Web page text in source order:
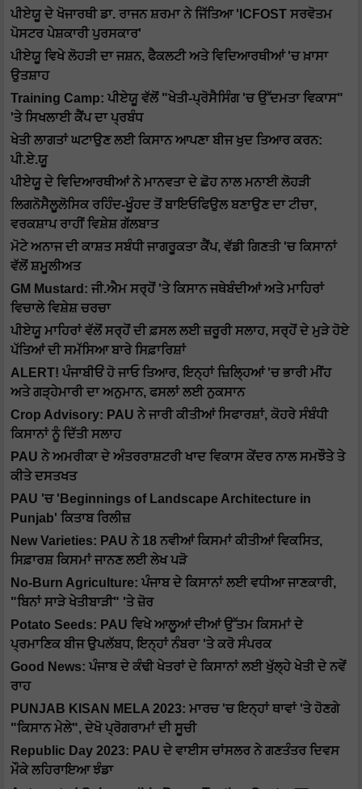
ਪੀਏਯੂ ਦੇ ਖੋਜਾਰਥੀ ਡਾ. ਰਾਜਨ ਸ਼ਰਮਾ ਨੇ ਜਿੱਤਿਆ 'ICFOST ਸਰਵੋਤਮ
ਪੋਸਟਰ ਪੇਸ਼ਕਾਰੀ ਪੁਰਸਕਾਰ'
ਪੀਏਯੂ ਵਿਖੇ ਲੋਹੜੀ ਦਾ ਜਸ਼ਨ, ਫੈਕਲਟੀ ਅਤੇ ਵਿਦਿਆਰਥੀਆਂ 'ਚ ਖ਼ਾਸਾ
ਉਤਸ਼ਾਹ
Training Camp: ਪੀਏਯੂ ਵੱਲੋਂ "ਖੇਤੀ-ਪ੍ਰੋਸੈਸਿੰਗ 'ਚ ਉੱਦਮਤਾ ਵਿਕਾਸ"
'ਤੇ ਸਿਖਲਾਈ ਕੈਂਪ ਦਾ ਪ੍ਰਬੰਧ
ਖੇਤੀ ਲਾਗਤਾਂ ਘਟਾਉਣ ਲਈ ਕਿਸਾਨ ਆਪਣਾ ਬੀਜ ਖੁਦ ਤਿਆਰ ਕਰਨ:
ਪੀ.ਏ.ਯੂ
ਪੀਏਯੂ ਦੇ ਵਿਦਿਆਰਥੀਆਂ ਨੇ ਮਾਨਵਤਾ ਦੇ ਛੋਹ ਨਾਲ ਮਨਾਈ ਲੋਹੜੀ
ਲਿਗਨੋਸੈਲੂਲੋਸਿਕ ਰਹਿੰਦ-ਖੂੰਹਦ ਤੋਂ ਬਾਇਓਫਿਉਲ ਬਣਾਉਣ ਦਾ ਟੀਚਾ,
ਵਰਕਸ਼ਾਪ ਰਾਹੀਂ ਵਿਸ਼ੇਸ਼ ਗੱਲਬਾਤ
ਮੋਟੇ ਅਨਾਜ ਦੀ ਕਾਸ਼ਤ ਸਬੰਧੀ ਜਾਗਰੂਕਤਾ ਕੈਂਪ, ਵੱਡੀ ਗਿਣਤੀ 'ਚ ਕਿਸਾਨਾਂ
ਵੱਲੋਂ ਸ਼ਮੂਲੀਅਤ
GM Mustard: ਜੀ.ਐਮ ਸਰ੍ਹੋਂ 'ਤੇ ਕਿਸਾਨ ਜਥੇਬੰਦੀਆਂ ਅਤੇ ਮਾਹਿਰਾਂ
ਵਿਚਾਲੇ ਵਿਸ਼ੇਸ਼ ਚਰਚਾ
ਪੀਏਯੂ ਮਾਹਿਰਾਂ ਵੱਲੋਂ ਸਰ੍ਹੋਂ ਦੀ ਫ਼ਸਲ ਲਈ ਜ਼ਰੂਰੀ ਸਲਾਹ, ਸਰ੍ਹੋਂ ਦੇ ਮੁੜੇ ਹੋਏ
ਪੱਤਿਆਂ ਦੀ ਸਮੱਸਿਆ ਬਾਰੇ ਸਿਫ਼ਾਰਿਸ਼ਾਂ
ALERT! ਪੰਜਾਬੀਓਂ ਹੋ ਜਾਓ ਤਿਆਰ, ਇਨ੍ਹਾਂ ਜ਼ਿਲ੍ਹਿਆਂ 'ਚ ਭਾਰੀ ਮੀਂਹ
ਅਤੇ ਗੜ੍ਹੇਮਾਰੀ ਦਾ ਅਨੁਮਾਨ, ਫਸਲਾਂ ਲਈ ਨੁਕਸਾਨ
Crop Advisory: PAU ਨੇ ਜਾਰੀ ਕੀਤੀਆਂ ਸਿਫਾਰਸ਼ਾਂ, ਕੋਹਰੇ ਸੰਬੰਧੀ
ਕਿਸਾਨਾਂ ਨੂੰ ਦਿੱਤੀ ਸਲਾਹ
PAU ਨੇ ਅਮਰੀਕਾ ਦੇ ਅੰਤਰਰਾਸ਼ਟਰੀ ਖਾਦ ਵਿਕਾਸ ਕੇਂਦਰ ਨਾਲ ਸਮਝੌਤੇ ਤੇ
ਕੀਤੇ ਦਸਤਖਤ
PAU 'ਚ 'Beginnings of Landscape Architecture in
Punjab' ਕਿਤਾਬ ਰਿਲੀਜ਼
New Varieties: PAU ਨੇ 18 ਨਵੀਆਂ ਕਿਸਮਾਂ ਕੀਤੀਆਂ ਵਿਕਸਿਤ,
ਸਿਫ਼ਾਰਸ਼ ਕਿਸਮਾਂ ਜਾਨਣ ਲਈ ਲੇਖ ਪੜੋ
No-Burn Agriculture: ਪੰਜਾਬ ਦੇ ਕਿਸਾਨਾਂ ਲਈ ਵਧੀਆ ਜਾਣਕਾਰੀ,
"ਬਿਨਾਂ ਸਾੜੇ ਖੇਤੀਬਾੜੀ" 'ਤੇ ਜ਼ੋਰ
Potato Seeds: PAU ਵਿਖੇ ਆਲੂਆਂ ਦੀਆਂ ਉੱਤਮ ਕਿਸਮਾਂ ਦੇ
ਪ੍ਰਮਾਣਿਕ ਬੀਜ ਉਪਲੱਬਧ, ਇਨ੍ਹਾਂ ਨੰਬਰਾ 'ਤੇ ਕਰੋ ਸੰਪਰਕ
Good News: ਪੰਜਾਬ ਦੇ ਕੰਢੀ ਖੇਤਰਾਂ ਦੇ ਕਿਸਾਨਾਂ ਲਈ ਖੁੱਲ੍ਹੇ ਖੇਤੀ ਦੇ ਨਵੇਂ
ਰਾਹ
PUNJAB KISAN MELA 2023: ਮਾਰਚ 'ਚ ਇਨ੍ਹਾਂ ਥਾਵਾਂ 'ਤੇ ਹੋਣਗੇ
"ਕਿਸਾਨ ਮੇਲੇ", ਦੇਖੋ ਪ੍ਰੋਗਰਾਮਾਂ ਦੀ ਸੂਚੀ
Republic Day 2023: PAU ਦੇ ਵਾਈਸ ਚਾਂਸਲਰ ਨੇ ਗਣਤੰਤਰ ਦਿਵਸ
ਮੌਕੇ ਲਹਿਰਾਇਆ ਝੰਡਾ